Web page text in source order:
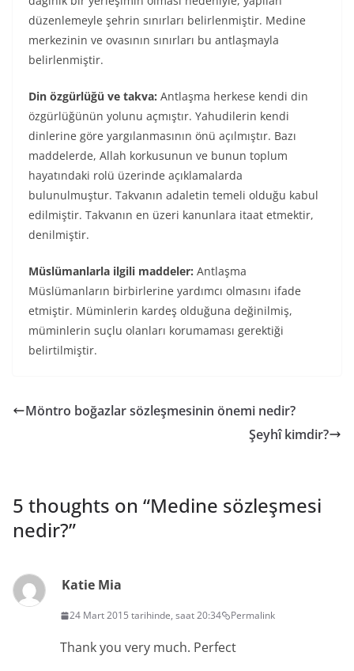
düzenlemeyle şehrin sınırları belirlenmiştir. Medine
merkezinin ve ovasının sınırları bu antlaşmayla
belirlenmiştir.
Din özgürlüğü ve takva: Antlaşma herkese kendi din
özgürlüğünün yolunu açmıştır. Yahudilerin kendi
dinlerine göre yargılanmasının önü açılmıştır. Bazı
maddelerde, Allah korkusunun ve bunun toplum
hayatındaki rolü üzerinde açıklamalarda
bulunulmuştur. Takvanın adaletin temeli olduğu kabul
edilmiştir. Takvanın en üzeri kanunlara itaat etmektir,
denilmiştir.
Müslümanlarla ilgili maddeler: Antlaşma
Müslümanların birbirlerine yardımcı olmasını ifade
etmiştir. Müminlerin kardeş olduğuna değinilmiş,
müminlerin suçlu olanları korumaması gerektiği
belirtilmiştir.
Möntro boğazlar sözleşmesinin önemi nedir?
Şeyhî kimdir?
5 thoughts on “Medine sözleşmesi
nedir?”
Katie Mia
24 Mart 2015 tarihinde, saat 20:34 Permalink
Thank you very much. Perfect